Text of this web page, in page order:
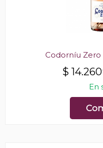
Codorníu Zero
$ 14.260
En